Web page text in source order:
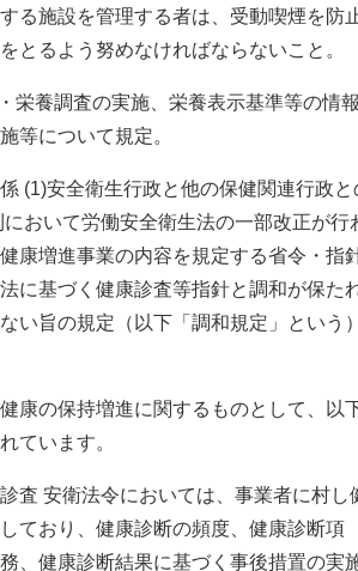
る施設を管理する者は、受動喫煙を防
とるよう努めなければならないこと。
栄養調査の実施、栄養表示基準等の情報
等について規定。
(1)安全衛生行政と他の保健関連行政と
おいて労働安全衛生法の一部改正が行
康増進事業の内容を規定する省令・指
に基づく健康診査等指針と調和が保た
い旨の規定（以下「調和規定」という）
康の保持増進に関するものとして、以
ています。
査 安衛法令においては、事業者に村し
ており、健康診断の頻度、健康診断項
、健康診断結果に基づく事後措置の実